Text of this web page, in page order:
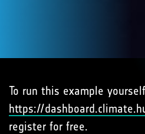
To run this example
https://
register for free.